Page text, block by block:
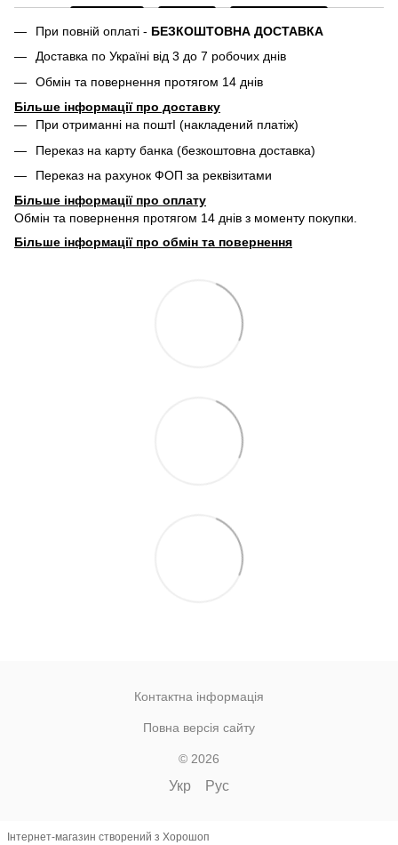
При повній оплаті - БЕЗКОШТОВНА ДОСТАВКА
Доставка по Україні від 3 до 7 робочих днів
Обмін та повернення протягом 14 днів
Більше інформації про доставку
При отриманні на поштІ (накладений платіж)
Переказ на карту банка (безкоштовна доставка)
Переказ на рахунок ФОП за реквізитами
Більше інформації про оплату
Обмін та повернення протягом 14 днів з моменту покупки.
Більше інформації про обмін та повернення
Контактна інформація
Повна версія сайту
© 2026
Укр Рус
Інтернет-магазин створений з Хорошоп